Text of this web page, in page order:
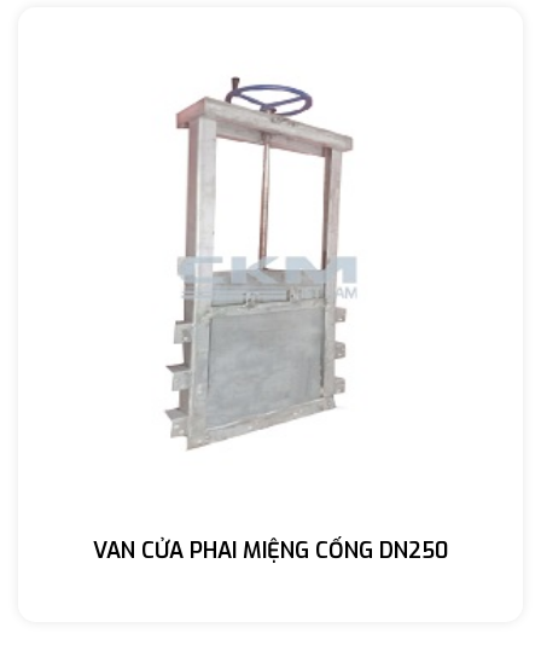
VAN CỬA PHAI MIỆNG CỐNG DN250